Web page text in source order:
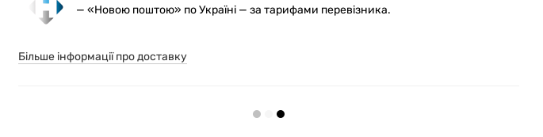
— «Новою поштою» по Україні — за тарифами перевізника.
Більше інформації про доставку